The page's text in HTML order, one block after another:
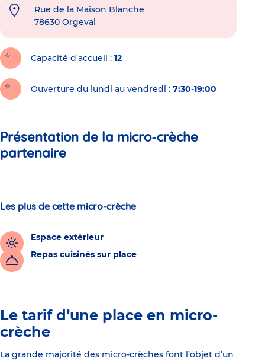
Rue de la Maison Blanche
78630 Orgeval
Capacité d'accueil 12
Ouverture du lundi au vendredi : 7:30-19:00
Présentation de la micro-crèche
partenaire
Les plus de cette micro-crèche
Espace extérieur
Repas cuisinés sur place
Le tarif d’une place en micro-
crèche
La grande majorité des micro-crèches font l’objet d’un